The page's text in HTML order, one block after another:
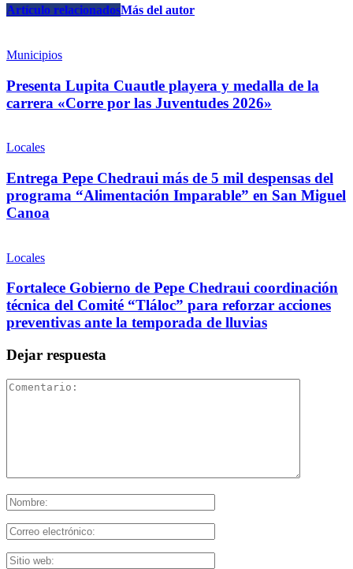
Artículo relacionadosMás del autor
Municipios
Presenta Lupita Cuautle playera y medalla de la
carrera «Corre por las Juventudes 2026»
Locales
Entrega Pepe Chedraui más de 5 mil despensas del
programa “Alimentación Imparable” en San Miguel
Canoa
Locales
Fortalece Gobierno de Pepe Chedraui coordinación
técnica del Comité “Tláloc” para reforzar acciones
preventivas ante la temporada de lluvias
Dejar respuesta